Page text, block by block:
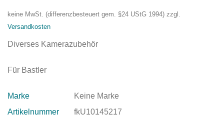
keine MwSt. (differenzbesteuert gem. §24 UStG 1994) zzgl.
Versandkosten
Diverses Kamerazubehör
Für Bastler
Marke
Keine Marke
Artikelnummer
fkU10145217